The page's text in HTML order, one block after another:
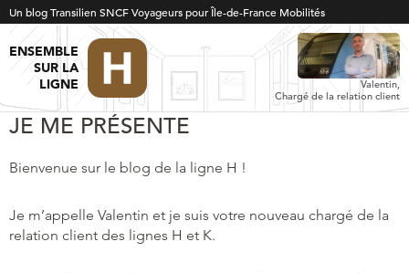
Un blog Transilien SNCF Voyageurs pour Île-de-France Mobilités
ENSEMBLE
SUR LA
LIGNE
Valentin,
Chargé de la relation client
JE ME PRÉSENTE
Bienvenue sur le blog de la ligne H !
Je m’appelle Valentin et je suis votre nouveau chargé de la
relation client des lignes H et K.